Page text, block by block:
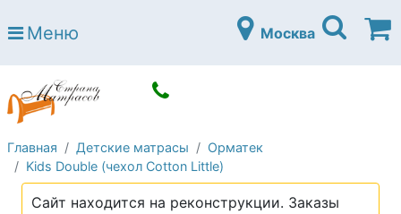
Страна матрасов
Open submenu (Матрасы)
Open submenu (Кровати)
Кровати
Open submenu (Аксессуары)
Open submenu (Диваны)
Диваны
Open submenu (Постельное белье)
Постельное белье
Меню Москва
Главная Детские матрасы
Орматек
Kids Double (чехол Cotton Little)
Сайт находится на реконструкции. Заказы